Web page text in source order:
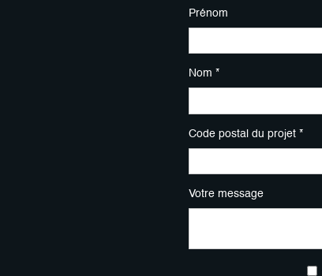
Prénom
Nom *
Code postal du projet *
Votre message